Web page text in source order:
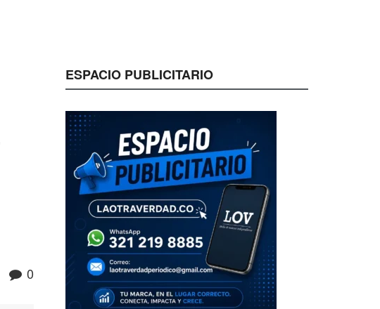
0
ESPACIO PUBLICITARIO